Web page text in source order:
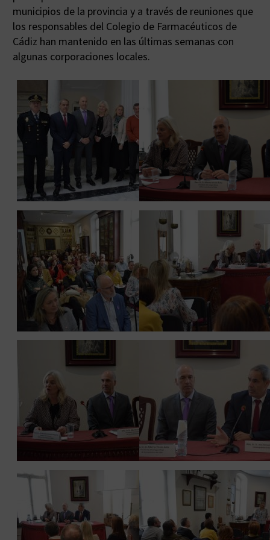
municipios de la provincia y a través de reuniones que
los responsables del Colegio de Farmacéuticos de
Cádiz han mantenido en las últimas semanas con
algunas corporaciones locales.